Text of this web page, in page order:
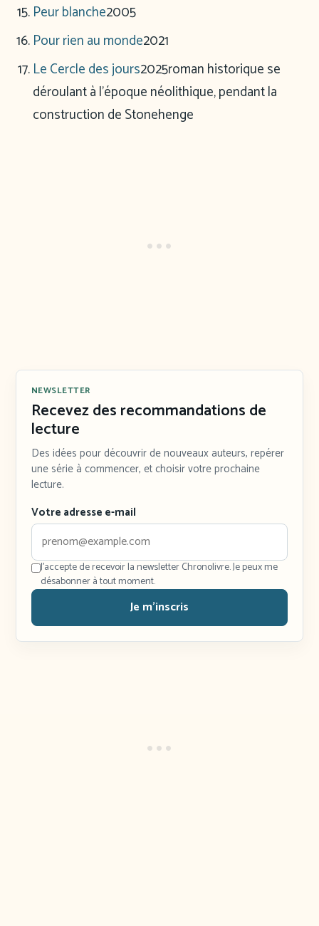
Peur blanche2005
Pour rien au monde2021
Le Cercle des jours2025roman historique se
déroulant à l’époque néolithique, pendant la
construction de Stonehenge
NEWSLETTER
Recevez des recommandations de
lecture
Des idées pour découvrir de nouveaux auteurs, repérer
une série à commencer, et choisir votre prochaine
lecture.
Votre adresse e-mail
J'accepte de recevoir la newsletter Chronolivre. Je peux me
désabonner à tout moment.